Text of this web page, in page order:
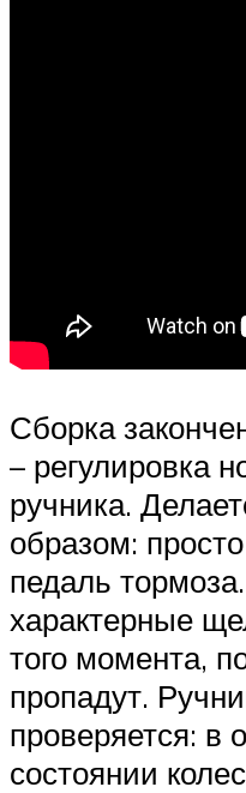
Сборка
– регулировка
ручника.
образом:
педаль
характерные
того момента,
пропадут.
проверяется: в
состоянии